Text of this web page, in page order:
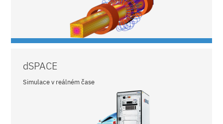
dSPACE
Simulace v reálném čase